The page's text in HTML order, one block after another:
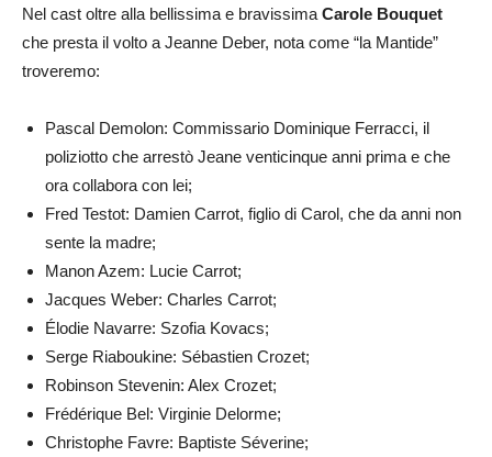
Nel cast oltre alla bellissima e bravissima Carole Bouquet
che presta il volto a Jeanne Deber, nota come “la Mantide”
troveremo:
Pascal Demolon: Commissario Dominique Ferracci, il
poliziotto che arrestò Jeane venticinque anni prima e che
ora collabora con lei;
Fred Testot: Damien Carrot, figlio di Carol, che da anni non
sente la madre;
Manon Azem: Lucie Carrot;
Jacques Weber: Charles Carrot;
Élodie Navarre: Szofia Kovacs;
Serge Riaboukine: Sébastien Crozet;
Robinson Stevenin: Alex Crozet;
Frédérique Bel: Virginie Delorme;
Christophe Favre: Baptiste Séverine;